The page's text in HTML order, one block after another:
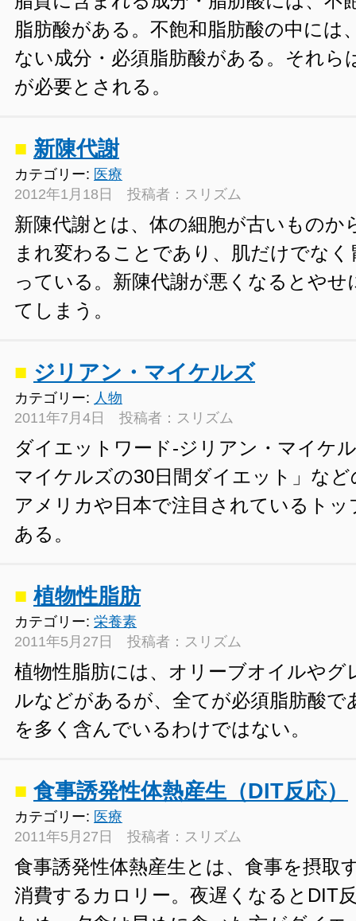
脂肪酸がある。不飽和脂肪酸の中には
ない成分・必須脂肪酸がある。それら
が必要とされる。
■ 新陳代謝
カテゴリー: 医療
2012年1月18日 投稿者：スリズム
新陳代謝とは、体の細胞が古いものか
まれ変わることであり、肌だけでな
っている。新陳代謝が悪くなるとやせ
てしまう。
■ ジリアン・マイケルズ
カテゴリー: 人物
2011年7月4日 投稿者：スリズム
ダイエットワード‐ジリアン・マイケ
マイケルズの30日間ダイエット」な
アメリカや日本で注目されているト
ある。
■ 植物性脂肪
カテゴリー: 栄養素
2011年5月27日 投稿者：スリズム
植物性脂肪には、オリーブオイルやグ
ルなどがあるが、全てが必須脂肪酸で
を多く含んでいるわけではない。
■ 食事誘発性体熱産生（DIT反応）
カテゴリー: 医療
2011年5月27日 投稿者：スリズム
食事誘発性体熱産生とは、食事を摂取
消費するカロリー。夜遅くなるとDIT